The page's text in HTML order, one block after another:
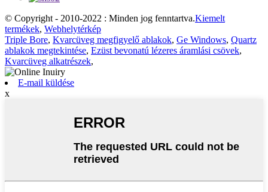
© Copyright - 2010-2022 : Minden jog fenntartva.Kiemelt
termékek, Webhelytérkép
Triple Bore, Kvarcüveg megfigyelő ablakok, Ge Windows, Quartz
ablakok megtekintése, Ezüst bevonatú lézeres áramlási csövek,
Kvarcüveg alkatrészek,
E-mail küldése
x